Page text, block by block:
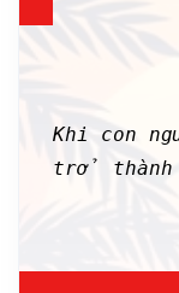
Khi con
trở thành